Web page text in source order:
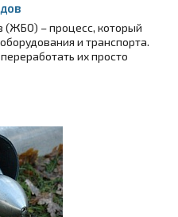
(ЖБО) – процесс, который
и транспорта.
их просто